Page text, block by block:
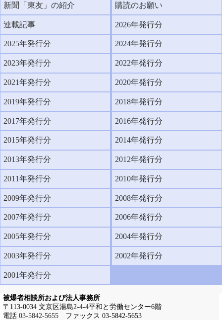
被爆者相談所および法人事務所
〒113-0034 文京区湯島2-4-4平和と労働センター6階
電話 03-5842-5655ファックス 03-5842-5653
新聞「東友」の紹介 購読のお願い
連載記事 2026年発行分
2025年発行分 2024年発行分
2023年発行分 2022年発行分
2021年発行分 2020年発行分
2019年発行分 2018年発行分
2017年発行分 2016年発行分
2015年発行分 2014年発行分
2013年発行分 2012年発行分
2011年発行分 2010年発行分
2009年発行分 2008年発行分
2007年発行分 2006年発行分
2005年発行分 2004年発行分
2003年発行分 2002年発行分
2001年発行分